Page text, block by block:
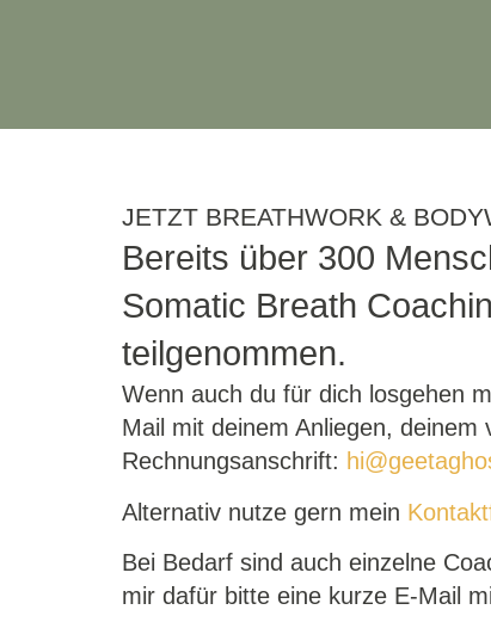
JETZT BREATHWORK &
Bereits über 300
Somatic Breath
teilgenommen.
Wenn auch du für dich losgehen
Mail mit deinem Anliegen,
Rechnungsanschrift:
Alternativ nutze gern mein
Bei Bedarf sind auch einzelne
mir dafür bitte eine kurze E-Mail